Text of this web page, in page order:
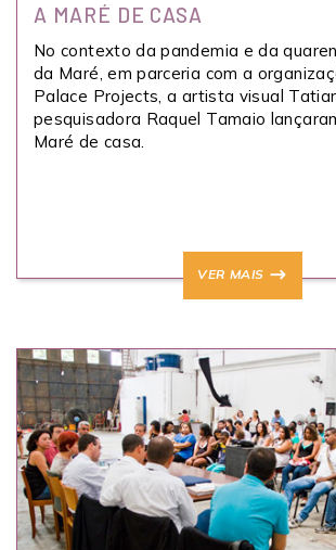
A MARÉ DE CASA
No contexto da pandemia e da
da Maré, em parceria com a
Palace Projects, a artista visual
pesquisadora Raquel Tamaio
Maré de casa.
VER MAIS